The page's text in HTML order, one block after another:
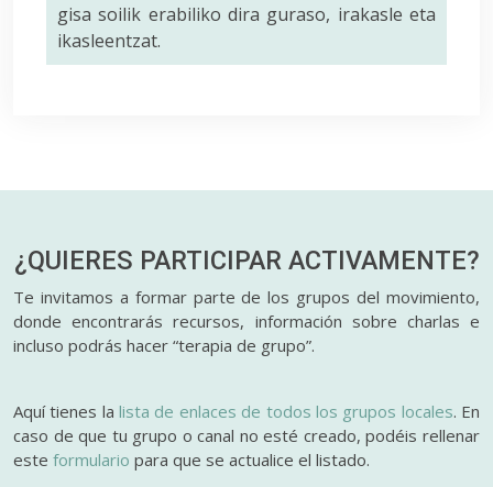
gisa soilik erabiliko dira guraso, irakasle eta
ikasleentzat.
¿QUIERES PARTICIPAR ACTIVAMENTE?
Te invitamos a formar parte de los grupos del movimiento,
donde encontrarás recursos, información sobre charlas e
incluso podrás hacer “terapia de grupo”.
Aquí tienes lalista de enlaces de todos los grupos locales. En
caso de que tu grupo o canal no esté creado, podéis rellenar
este formulario para que se actualice el listado.